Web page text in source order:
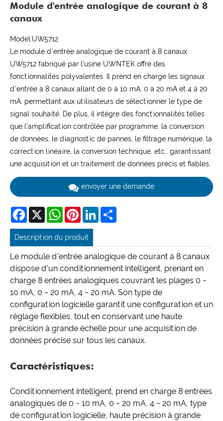
Module d'entrée analogique de courant à 8
canaux
Model:UW5712
Le module d'entrée analogique de courant à 8 canaux
UW5712 fabriqué par l'usine UWNTEK offre des
fonctionnalités polyvalentes. Il prend en charge les signaux
d'entrée à 8 canaux allant de 0 à 10 mA, 0 à 20 mA et 4 à 20
mA, permettant aux utilisateurs de sélectionner le type de
signal souhaité. De plus, il intègre des fonctionnalités telles
que l'amplification contrôlée par programme, la conversion
de données, le diagnostic de pannes, le filtrage numérique, la
correction linéaire, la conversion technique, etc., garantissant
une acquisition et un traitement de données précis et fiables.
envoyer une demande
Facebook
X WhatsAppPinterestLinkedIn
Description du produit
Le module d'entrée analogique de courant à 8 canaux
dispose d'un conditionnement intelligent, prenant en
charge 8 entrées analogiques couvrant les plages 0 ~
10 mA, 0 ~ 20 mA, 4 ~ 20 mA. Son type de
configuration logicielle garantit une configuration et un
réglage flexibles, tout en conservant une haute
précision à grande échelle pour une acquisition de
données précise sur tous les canaux.
Caractéristiques:
Conditionnement intelligent, prend en charge 8 entrées
analogiques de 0 ~ 10 mA, 0 ~ 20 mA, 4 ~ 20 mA, type
de configuration logicielle, haute précision à grande